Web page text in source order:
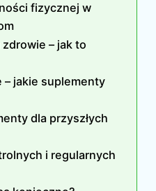
fizycznej w
– jak to
– jakie suplementy
dla przyszłych
i regularnych